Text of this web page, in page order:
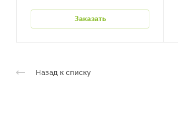
Заказать
Назад к списку